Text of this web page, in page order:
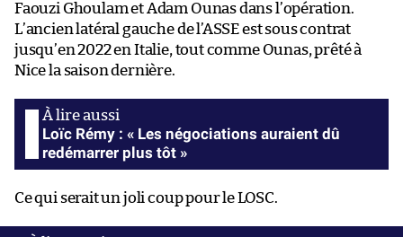
Faouzi Ghoulam et Adam Ounas dans l’opération.
L’ancien latéral gauche de l’ASSE est sous contrat
jusqu’en 2022 en Italie, tout comme Ounas, prêté à
Nice la saison dernière.
Loïc Rémy : « Les négociations auraient dû
redémarrer plus tôt »
Ce qui serait un joli coup pour le LOSC.